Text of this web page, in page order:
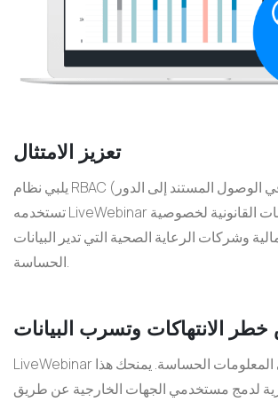
تعزيز الامتثال
يلبي نظام RBAC (التحكم في الوصول المستند إلى الدور) الذي
تستخدمه LiveWebinar المتطلبات القانونية لخصوصية
وشركات الرعاية الصحية التي تدير البيانات
الحساسة.
الانتهاكات وتسرب البيانات
LiveWebinar يقيد الوصول إلى المعلومات الحساسة. يمنحك هذا
لدمج مستخدمي الجهات الخارجية عن طريق